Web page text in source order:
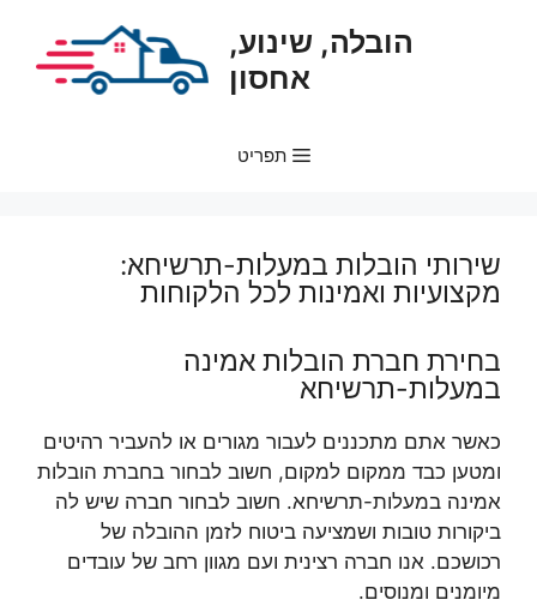
הובלה, שינוע,
אחסון
תפריט
שירותי הובלות במעלות-תרשיחא:
מקצועיות ואמינות לכל הלקוחות
בחירת חברת הובלות אמינה
במעלות-תרשיחא
כאשר אתם מתכננים לעבור מגורים או להעביר רהיטים
ומטען כבד ממקום למקום, חשוב לבחור בחברת הובלות
אמינה במעלות-תרשיחא. חשוב לבחור חברה שיש לה
ביקורות טובות ושמציעה ביטוח לזמן ההובלה של
רכושכם. אנו חברה רצינית ועם מגוון רחב של עובדים
מיומנים ומנוסים.